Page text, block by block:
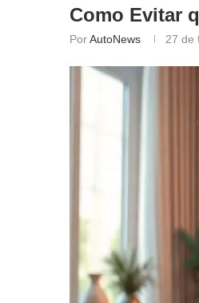
Como Evitar
PorAutoNews 27 de